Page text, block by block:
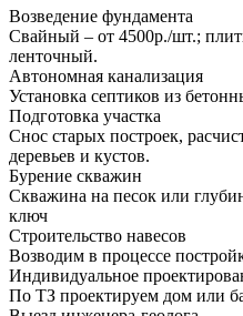
Возведение фундамента
Свайный – от 4500р./шт.;
ленточный.
Автономная канализация
Установка септиков из
Подготовка участка
Снос старых построек,
деревьев и кустов.
Бурение скважин
Скважина на песок или
ключ
Строительство навесов
Возводим в процессе
Индивидуальное
По ТЗ проектируем дом или